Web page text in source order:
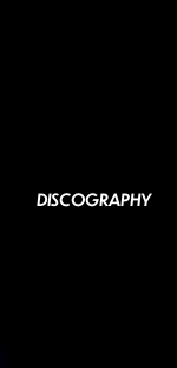
DISCOGRAPHY